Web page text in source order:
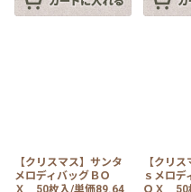
【クリスマス】サンタ
メロディバッグＢＯ
Ｘ 50枚入/単価89.64
【クリ
ｓメロデ
ＯＸ 50